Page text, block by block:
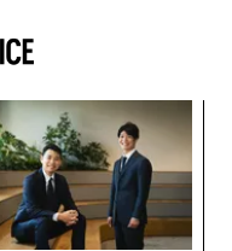
わけではない。近年
眺めを楽しみながら
シ並木に沿った海岸
の自然保護区といっ
喫しながらゆっくり